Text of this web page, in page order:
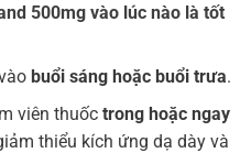
500mg vào lúc nào là tốt
buổi sáng hoặc buổi trưa.
viên thuốc trong hoặc ngay
thiểu kích ứng dạ dày và